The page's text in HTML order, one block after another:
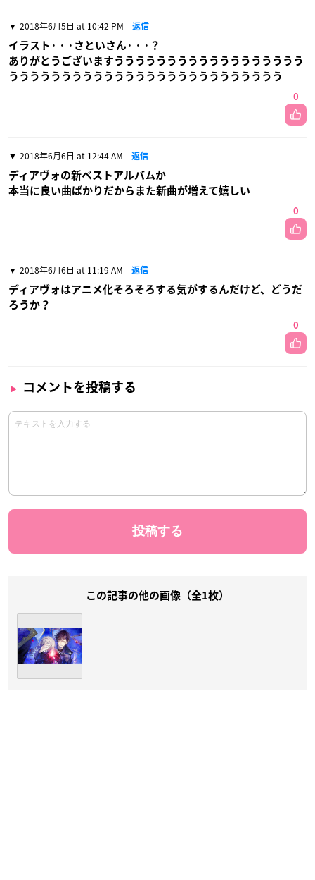
2018年6月5日 at 10:42 PM 返信
イラスト· · ·さといさん· · ·？
ありがとうございますうううううううううううううううううう
うううううううううううううううううううううううううう
0
2018年6月6日 at 12:44 AM 返信
ディアヴォの新ベストアルバムか
本当に良い曲ばかりだからまた新曲が増えて嬉しい
0
2018年6月6日 at 11:19 AM 返信
ディアヴォはアニメ化そろそろする気がするんだけど、どうだ
ろうか？
0
コメントを投稿する
この記事の他の画像（全1枚）